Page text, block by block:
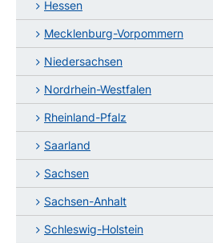
Hessen
Mecklenburg-Vorpommern
Niedersachsen
Nordrhein-Westfalen
Rheinland-Pfalz
Saarland
Sachsen
Sachsen-Anhalt
Schleswig-Holstein